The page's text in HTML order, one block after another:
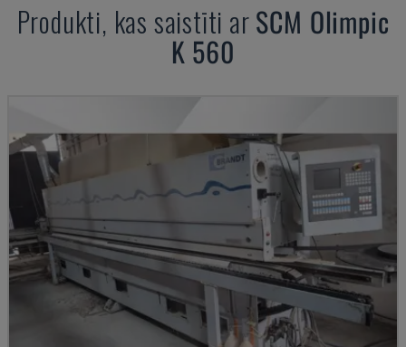
Produkti, kas saistīti arSCM Olimpic
K 560